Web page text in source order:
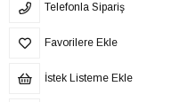
Telefonla Sipariş
Favorilere Ekle
İstek Listeme Ekle